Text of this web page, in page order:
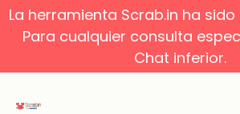
La herramienta Scrab.in ha
Para cualquier consulta
Chat inferior.